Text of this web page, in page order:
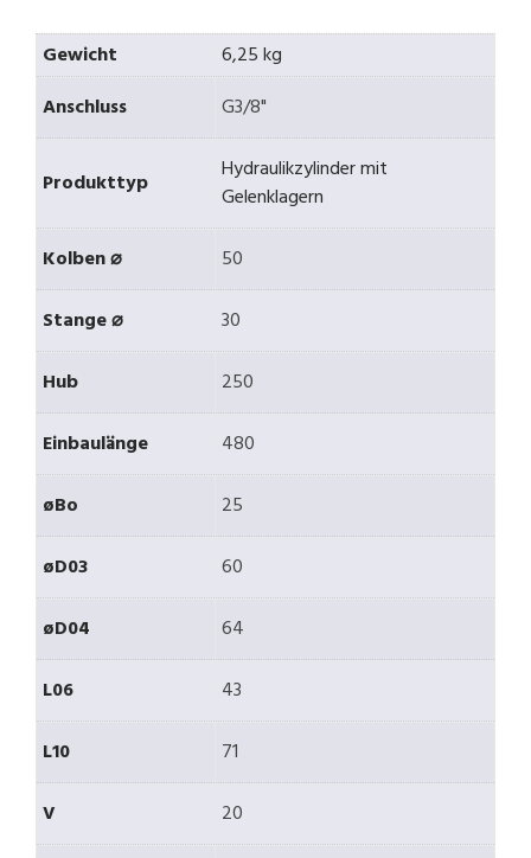
Gewicht
6,25 kg
Anschluss
G3/8"
Produkttyp
Hydraulikzylinder mit
Gelenklagern
Kolben ⌀
50
Stange ⌀
30
Hub
250
Einbaulänge
480
øBo
25
øD03
60
øD04
64
L06
43
L10
71
V
20